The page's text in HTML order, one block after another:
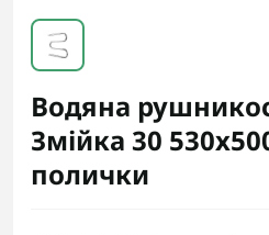
Водяна
Змійка 30
полички